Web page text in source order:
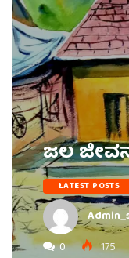
ಜಲ
LATEST POSTS
0
175